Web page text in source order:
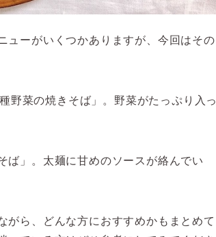
ューがいくつかありますが、今回はその
野菜の焼きそば」。野菜がたっぷり入っ
ば」。太麺に甘めのソースが絡んでい
がら、どんな方におすすめかもまとめて